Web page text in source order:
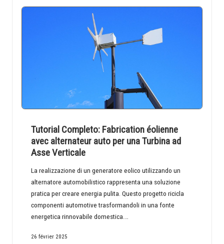
Tutorial Completo: Fabrication éolienne
avec alternateur auto per una Turbina ad
Asse Verticale
La realizzazione di un generatore eolico utilizzando un
alternatore automobilistico rappresenta una soluzione
pratica per creare energia pulita. Questo progetto ricicla
componenti automotive trasformandoli in una fonte
energetica rinnovabile domestica.…
26 février 2025